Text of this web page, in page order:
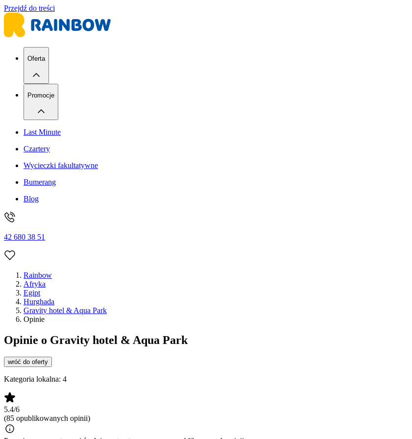
Przejdź do treści
Oferta
Promocje
Last Minute
Czartery
Wycieczki fakultatywne
Bumerang
Blog
42 680 38 51
Rainbow
Afryka
Egipt
Hurghada
Gravity hotel & Aqua Park
Opinie
Opinie o Gravity hotel & Aqua Park
wróć do oferty
Kategoria lokalna: 4
5.4/6
(85 opublikowanych opinii)